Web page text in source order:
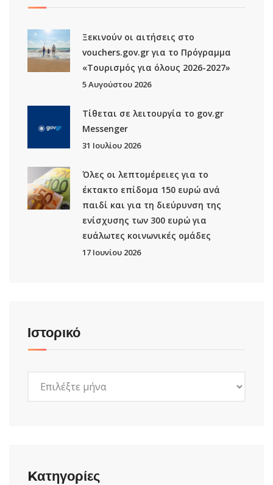
Ξεκινούν οι αιτήσεις στο
vouchers.gov.gr για το Πρόγραμμα
«Τουρισμός για όλους 2026-2027»
5 Αυγούστου 2026
Τίθεται σε λειτουργία το gov.gr
Μessenger
31 Ιουλίου 2026
Όλες οι λεπτομέρειες για το
έκτακτο επίδομα 150 ευρώ ανά
παιδί και για τη διεύρυνση της
ενίσχυσης των 300 ευρώ για
ευάλωτες κοινωνικές ομάδες
17 Ιουνίου 2026
Ιστορικό
Kατηγορίες